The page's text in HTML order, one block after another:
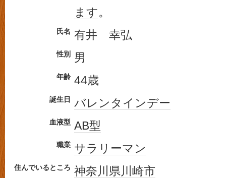
ます。
氏名 有井 幸弘
性別 男
年齢 44歳
誕生日 バレンタインデー
血液型 AB型
職業 サラリーマン
住んでいるところ 神奈川県川崎市